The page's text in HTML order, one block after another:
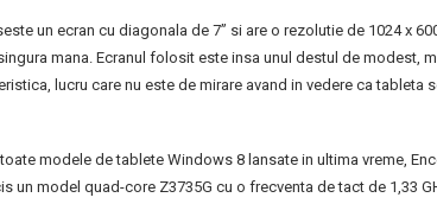
un ecran cu diagonala de 7” si are o rezolutie de 1024 x
mana. Ecranul folosit este insa unul destul de modest,
lucru care nu este de mirare avand in vedere ca tableta
modele de tablete Windows 8 lansate in ultima vreme,
un model quad-core Z3735G cu o frecventa de tact de 1,33